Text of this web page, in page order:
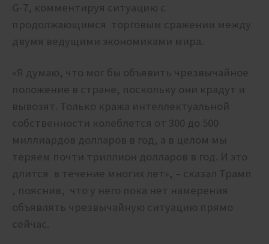
G-7, комментируя ситуацию с
продолжающимся торговым сражении между
двумя ведущими экономиками мира.
«Я думаю, что мог бы объявить чрезвычайное
положение в стране, поскольку они крадут и
вывозят. Только кража интеллектуальной
собственности колеблется от 300 до 500
миллиардов долларов в год, а в целом мы
теряем почти триллион долларов в год. И это
длится в течение многих лет», – сказал Трамп
, пояснив, что у него пока нет намерения
объявлять чрезвычайную ситуацию прямо
сейчас.